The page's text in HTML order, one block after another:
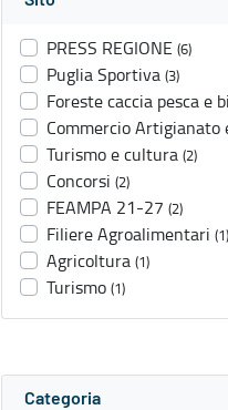
PRESS REGIONE (6)
Puglia Sportiva (3)
Foreste caccia pesca e
Commercio Artigianato
Turismo e cultura (2)
Concorsi (2)
FEAMPA 21-27 (2)
Filiere Agroalimentari (1)
Agricoltura (1)
Turismo (1)
Categoria